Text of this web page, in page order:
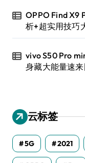
OPPO Find X9
析+超实用技巧
vivo S50 Pro
身藏大能量速来
云标签
5G 2021